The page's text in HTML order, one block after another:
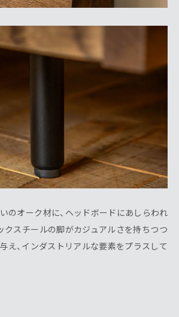
のオーク材に、ヘッドボードにあしらわれ
クスチールの脚がカジュアルさを持ちつつ
え、インダストリアルな要素をプラスして